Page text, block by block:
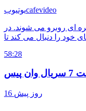
یوتیوبcafevideo
ای روبرو می شوند. در
58:28
16 روز پیش